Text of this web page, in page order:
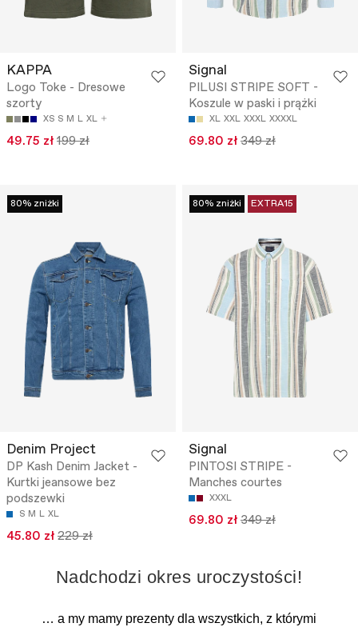
KAPPA
Logo Toke - Dresowe
szorty
XS S M L XL
49.75 zł 199 zł
Signal
PILUSI STRIPE SOFT -
Koszule w paski i prążki
XL XXL XXXL XXXXL
69.80 zł 349 zł
80% zniżki
Denim Project
DP Kash Denim Jacket -
Kurtki jeansowe bez
podszewki
S M L XL
45.80 zł 229 zł
80% zniżki EXTRA15
Signal
PINTOSI STRIPE -
Manches courtes
XXXL
69.80 zł 349 zł
Nadchodzi okres uroczystości!
… a my mamy prezenty dla wszystkich, z którymi